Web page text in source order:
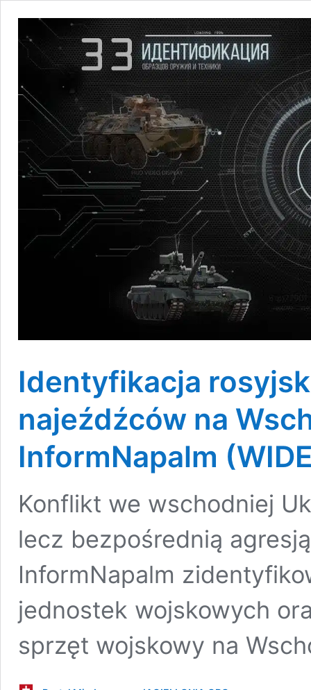
Identyfikacja
najeźdźców na
InformNapalm
Konflikt we wschodniej
lecz bezpośrednią
InformNapalm
jednostek wojskowych
sprzęt wojskowy na